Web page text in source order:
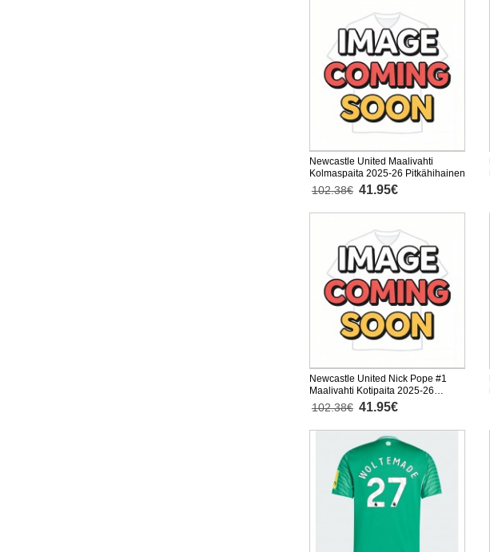
Newcastle United Maalivahti
Kolmaspaita 2025-26 Pitkähihainen
102.38€ 41.95€
Newcastle United Nick Pope #1
Maalivahti Kotipaita 2025-26
Pitkähihainen
102.38€ 41.95€